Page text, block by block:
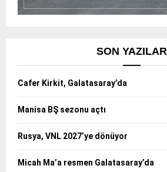
SON YAZILAR
Cafer Kirkit, Galatasaray’da
Manisa BŞ sezonu açtı
Rusya, VNL 2027’ye dönüyor
Micah Ma’a resmen Galatasaray’da